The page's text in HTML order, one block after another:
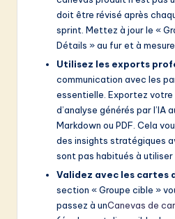
doit être révisé après
sprint. Mettez à jour le «
Détails » au fur et à
Utilisez les exports
communication avec les
essentielle. Exportez
d’analyse générés par l’IA
Markdown ou PDF. Cela
des insights stratégiques
sont pas habitués à utiliser
Validez avec les cartes
section « Groupe cible »
passez à unCanevas de